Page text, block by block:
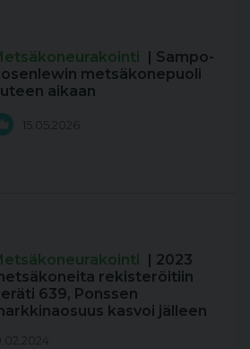
| Sampo-
metsäkonepuoli
aikaan
15.05.2026
| 2023
rekisteröitiin
639, Ponssen
kasvoi jälleen